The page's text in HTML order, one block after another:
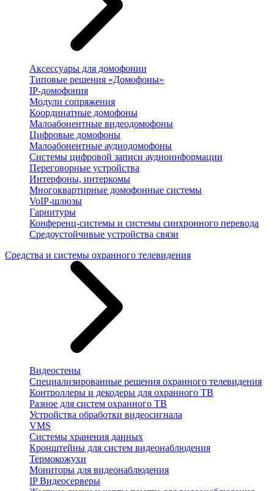
Аксессуары для домофонии
Типовые решения «Домофоны»
IP-домофония
Модули сопряжения
Координатные домофоны
Малоабонентные видеодомофоны
Цифровые домофоны
Малоабонентные аудиодомофоны
Системы цифровой записи аудиоинформации
Переговорные устройства
Интерфоны, интеркомы
Многоквартирные домофонные системы
VoIP-шлюзы
Гарнитуры
Конференц-системы и системы синхронного перевода
Средоустойчивые устройства связи
Средства и системы охранного телевидения
Видеостены
Специализированные решения охранного телевидения
Контроллеры и декодеры для охранного ТВ
Разное для систем охранного ТВ
Устройства обработки видеосигнала
VMS
Системы хранения данных
Кронштейны для систем видеонаблюдения
Термокожухи
Мониторы для видеонаблюдения
IP Видеосерверы